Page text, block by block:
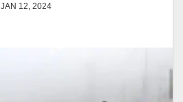
JAN 12, 2024